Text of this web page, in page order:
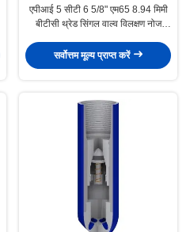
एपीआई 5 सीटी 6 5/8" एम65 8.94 मिमी
बीटीसी थ्रेड सिंगल वाल्व विलक्षण नोज
लिए समर्पित
सर्वोत्तम मूल्य प्राप्त करें